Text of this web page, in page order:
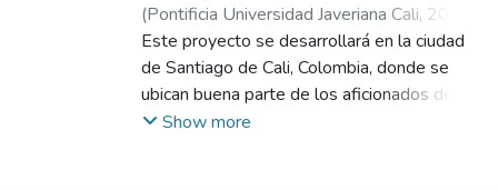
(Pontificia Universidad Javeriana Cali, 2021
Valencia Lozano, Manuel Alejandro;Forero
Zambrano, Juan Sebastián;Carvajal Salazar,
Mariana Valentina
Este proyecto se desarrollará en la ciudad
de Santiago de Cali, Colombia, donde se
ubican buena parte de los aficionados de los
dos principales equipos de fútbol
Show more